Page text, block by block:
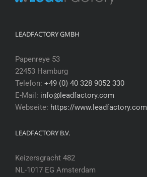
LEADFACTORY GMBH
Papenreye 53
22453 Hamburg
Telefon: +49 (0) 40 328 9052 330
E-Mail: info@leadfactory.com
Webseite: https://www.leadfactory.com
LEADFACTORY B.V.
Keizersgracht 482
NL-1017 EG Amsterdam